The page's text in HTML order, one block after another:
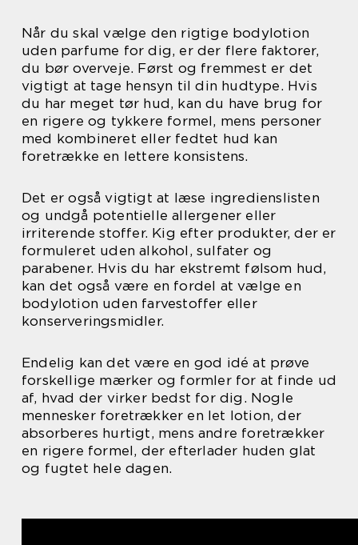
Når du skal vælge den rigtige bodylotion
uden parfume for dig, er der flere faktorer,
du bør overveje. Først og fremmest er det
vigtigt at tage hensyn til din hudtype. Hvis
du har meget tør hud, kan du have brug for
en rigere og tykkere formel, mens personer
med kombineret eller fedtet hud kan
foretrække en lettere konsistens.
Det er også vigtigt at læse ingredienslisten
og undgå potentielle allergener eller
irriterende stoffer. Kig efter produkter, der er
formuleret uden alkohol, sulfater og
parabener. Hvis du har ekstremt følsom hud,
kan det også være en fordel at vælge en
bodylotion uden farvestoffer eller
konserveringsmidler.
Endelig kan det være en god idé at prøve
forskellige mærker og formler for at finde ud
af, hvad der virker bedst for dig. Nogle
mennesker foretrækker en let lotion, der
absorberes hurtigt, mens andre foretrækker
en rigere formel, der efterlader huden glat
og fugtet hele dagen.